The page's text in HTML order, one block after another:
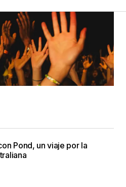
Pond, un viaje por la